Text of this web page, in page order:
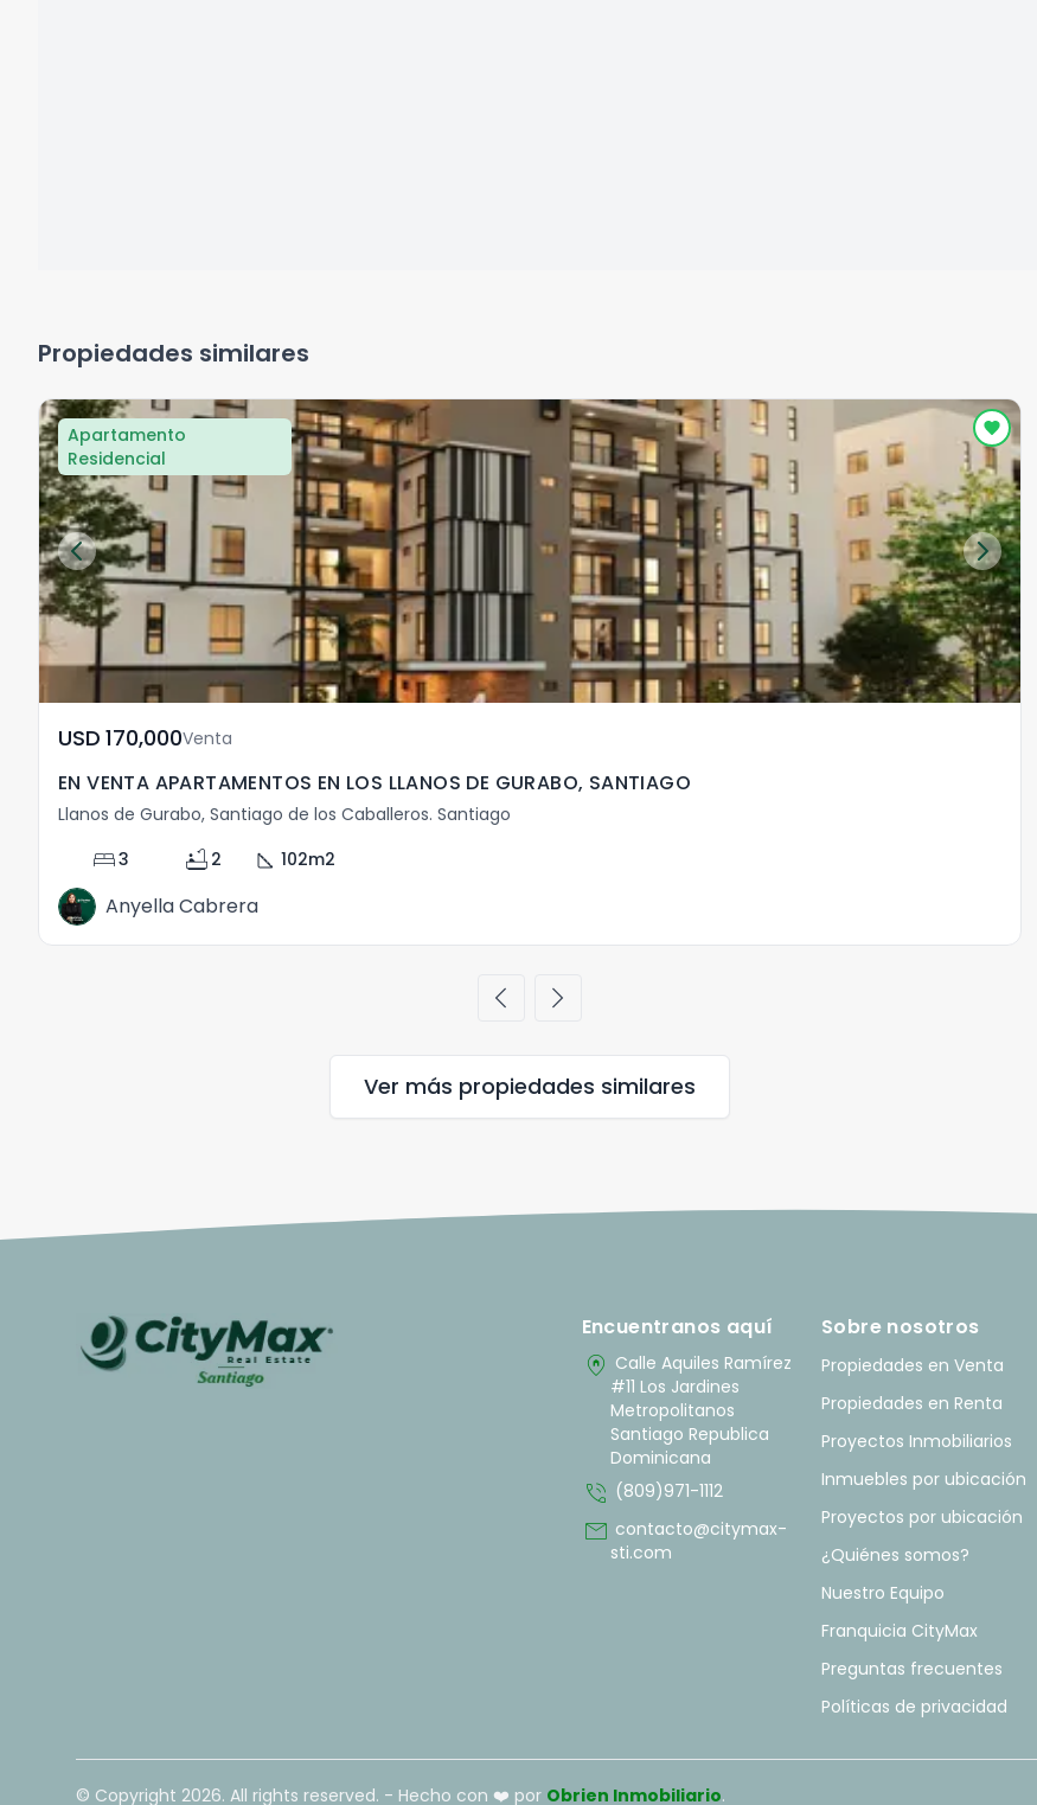
Propiedades similares
Apartamento
Residencial
USD	170,000Venta
EN VENTA APARTAMENTOS EN LOS LLANOS DE GURABO, SANTIAGO
Llanos de Gurabo, Santiago de los Caballeros. Santiago
bed3 bathtub 2 square_foot 102m2
Anyella Cabrera
chevron_left chevron_right
Ver más propiedades similares
Encuentranos aquí
home_pin Calle Aquiles Ramírez
#11 Los Jardines
Metropolitanos
Santiago Republica
Dominicana
phone_in_talk (809)971-1112
mail contacto@citymax-
sti.com
Sobre nosotros
Propiedades en Venta
Propiedades en Renta
Proyectos Inmobiliarios
Inmuebles por ubicación
Proyectos por ubicación
¿Quiénes somos?
Nuestro Equipo
Franquicia CityMax
Preguntas frecuentes
Políticas de privacidad
© Copyright 2026. All rights reserved. - Hecho con ❤️ por Obrien Inmobiliario.